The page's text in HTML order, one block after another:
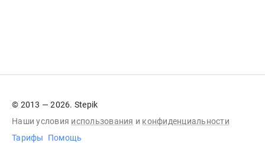
© 2013 — 2026. Stepik
Наши условия использования и конфиденциальности
Тарифы
Помощь